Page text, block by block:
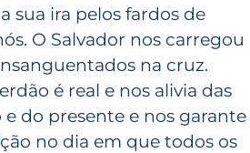
sua ira pelos fardos de
O Salvador nos carregou
na cruz.
é real e nos alivia das
e do presente e nos garante
no dia em que todos os